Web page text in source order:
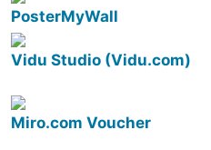
PosterMyWall
Vidu Studio (Vidu.com)
Miro.com Voucher